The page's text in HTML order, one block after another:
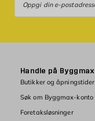
Handle på Byggmax
Butikker og åpningstider
Søk om Byggmax-konto
Foretaksløsninger